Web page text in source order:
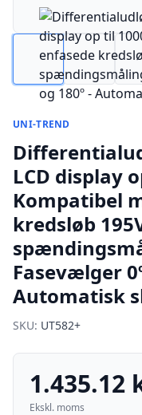
UNI-TREND
LCD display
Kompatibel
kredsløb
Fasevælger
Automatisk
SKU: UT582+
1.435.12
Ekskl. moms